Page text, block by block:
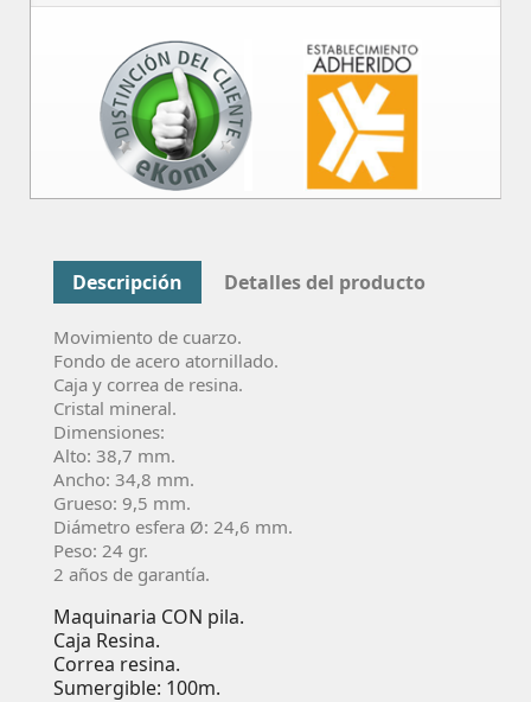
Descripción Detalles del producto
Movimiento de cuarzo.
Fondo de acero atornillado.
Caja y correa de resina.
Cristal mineral.
Dimensiones:
Alto: 38,7 mm.
Ancho: 34,8 mm.
Grueso: 9,5 mm.
Diámetro esfera Ø: 24,6 mm.
Peso: 24 gr.
2 años de garantía.
Maquinaria CON pila.
Caja Resina.
Correa resina.
Sumergible: 100m.